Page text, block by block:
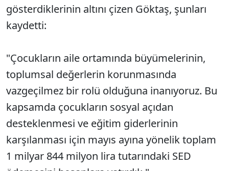
gösterdiklerinin altını çizen Göktaş, şunları
kaydetti:
"Çocukların aile ortamında büyümelerinin,
toplumsal değerlerin korunmasında
vazgeçilmez bir rolü olduğuna inanıyoruz. Bu
kapsamda çocukların sosyal açıdan
desteklenmesi ve eğitim giderlerinin
karşılanması için mayıs ayına yönelik toplam
1 milyar 844 milyon lira tutarındaki SED